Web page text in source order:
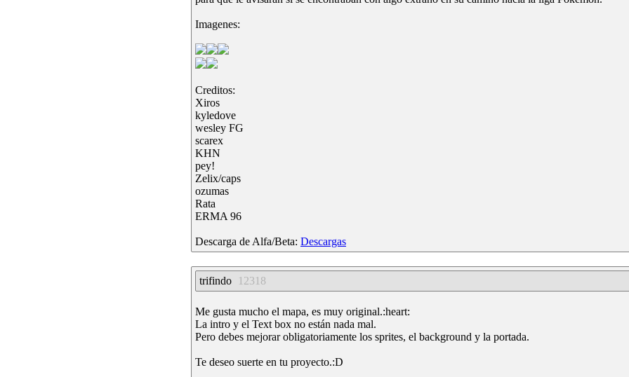
Imagenes:
Creditos:
Xiros
kyledove
wesley FG
scarex
KHN
pey!
Zelix/caps
ozumas
Rata
ERMA 96
Descarga de Alfa/Beta: Descargas
trifindo 12318
Me gusta mucho el mapa, es muy original.:heart:
La intro y el Text box no están nada mal.
Pero debes mejorar obligatoriamente los sprites, el background y la portada.
Te deseo suerte en tu proyecto.:D